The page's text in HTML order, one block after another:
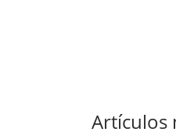
Artículos